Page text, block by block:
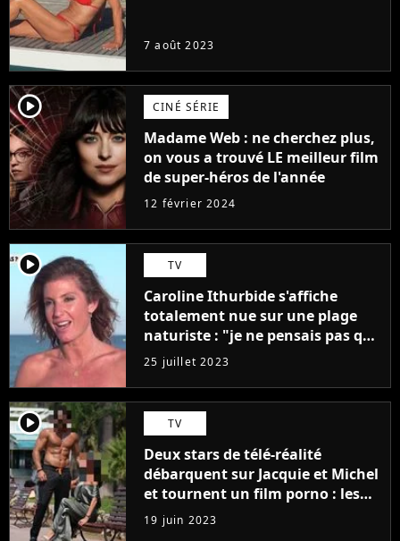
7 août 2023
player2 CINÉ SÉRIE
Madame Web : ne cherchez plus,
on vous a trouvé LE meilleur film
de super-héros de l'année
12 février 2024
player2 TV
Caroline Ithurbide s'affiche
totalement nue sur une plage
naturiste : "je ne pensais pas que
j'arriverais à le faire..."
25 juillet 2023
player2 TV
Deux stars de télé-réalité
débarquent sur Jacquie et Michel
et tournent un film porno : les
premières images du tournage
(exclu)
19 juin 2023